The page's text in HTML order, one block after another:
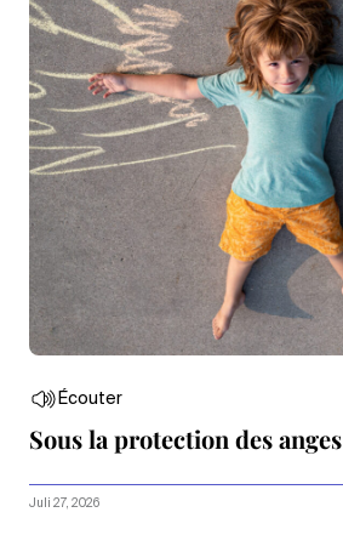
Écouter
Sous la protection des anges
Juli 27, 2026